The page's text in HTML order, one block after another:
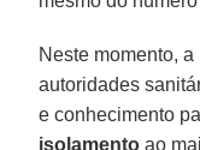
Neste momento,
autoridades
e conhecimento
isolamento ao